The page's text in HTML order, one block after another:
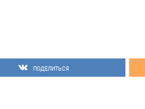
ПОДЕЛИТЬСЯ